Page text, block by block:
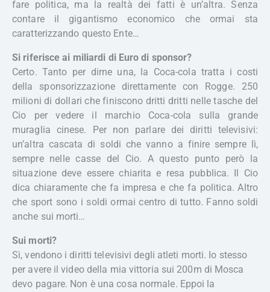
fare politica, ma la realtà dei fatti è un’altra. Senza
contare il gigantismo economico che ormai sta
caratterizzando questo Ente…
Si riferisce ai miliardi di Euro di sponsor?
Certo. Tanto per dirne una, la Coca-cola tratta i costi
della sponsorizzazione direttamente con Rogge. 250
milioni di dollari che finiscono dritti dritti nelle tasche del
Cio per vedere il marchio Coca-cola sulla grande
muraglia cinese. Per non parlare dei diritti televisivi:
un’altra cascata di soldi che vanno a finire sempre lì,
sempre nelle casse del Cio. A questo punto però la
situazione deve essere chiarita e resa pubblica. Il Cio
dica chiaramente che fa impresa e che fa politica. Altro
che sport sono i soldi ormai centro di tutto. Fanno soldi
anche sui morti…
Sui morti?
Sì, vendono i diritti televisivi degli atleti morti. Io stesso
per avere il video della mia vittoria sui 200m di Mosca
devo pagare. Non è una cosa normale. Eppoi la